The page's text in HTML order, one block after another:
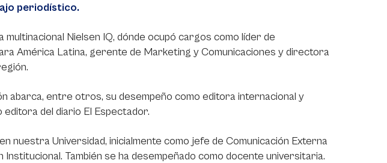
periodístico.
multinacional Nielsen IQ, dónde ocupó cargos como líder de
América Latina, gerente de Marketing y Comunicaciones y directora
abarca, entre otros, su desempeño como editora internacional y
del diario El Espectador.
nuestra Universidad, inicialmente como jefe de Comunicación Externa
También se ha desempeñado como docente universitaria.